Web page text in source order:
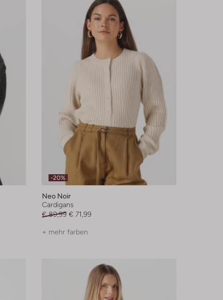
-20%
Neo Noir
Cardigans
€ 89,99 € 71,99
+ mehr farben